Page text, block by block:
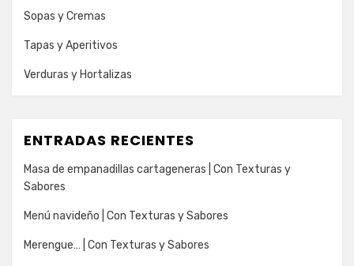
Sopas y Cremas
Tapas y Aperitivos
Verduras y Hortalizas
ENTRADAS RECIENTES
Masa de empanadillas cartageneras | Con Texturas y
Sabores
Menú navideño | Con Texturas y Sabores
Merengue… | Con Texturas y Sabores